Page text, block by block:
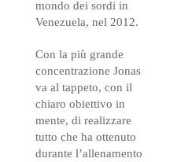
mondo dei sordi in
Venezuela, nel 2012.
Con la più grande
concentrazione Jonas
va al tappeto, con il
chiaro obiettivo in
mente, di realizzare
tutto che ha ottenuto
durante l’allenamento